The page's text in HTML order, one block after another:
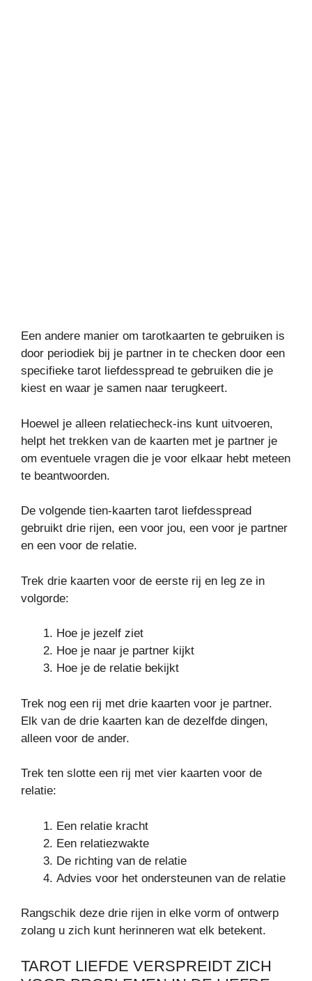
Een andere manier om tarotkaarten te gebruiken is
door periodiek bij je partner in te checken door een
specifieke tarot liefdesspread te gebruiken die je
kiest en waar je samen naar terugkeert.
Hoewel je alleen relatiecheck-ins kunt uitvoeren,
helpt het trekken van de kaarten met je partner je
om eventuele vragen die je voor elkaar hebt meteen
te beantwoorden.
De volgende tien-kaarten tarot liefdesspread
gebruikt drie rijen, een voor jou, een voor je partner
en een voor de relatie.
Trek drie kaarten voor de eerste rij en leg ze in
volgorde:
Hoe je jezelf ziet
Hoe je naar je partner kijkt
Hoe je de relatie bekijkt
Trek nog een rij met drie kaarten voor je partner.
Elk van de drie kaarten kan de dezelfde dingen,
alleen voor de ander.
Trek ten slotte een rij met vier kaarten voor de
relatie:
Een relatie kracht
Een relatiezwakte
De richting van de relatie
Advies voor het ondersteunen van de relatie
Rangschik deze drie rijen in elke vorm of ontwerp
zolang u zich kunt herinneren wat elk betekent.
TAROT LIEFDE VERSPREIDT ZICH